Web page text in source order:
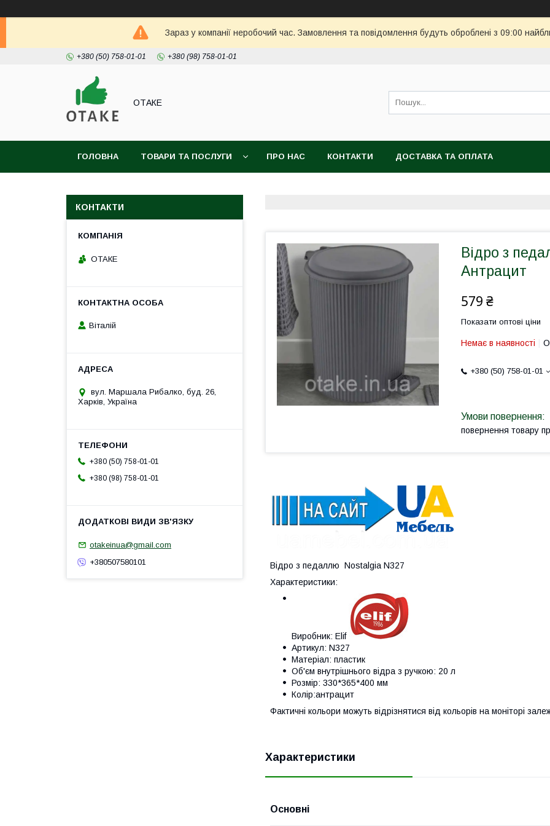
Зараз у компанії неробочий час. Замовлення та повідомлення будуть оброблені з 09:00
+380 (50) 758-01-01 +380 (98) 758-01-01
ОТАКЕ
ГОЛОВНА ТОВАРИ ТА ПОСЛУГИ ПРО НАС КОНТАКТИ ДОСТАВКА ТА ОПЛАТА
Відро з
Антрацит
579 ₴
Показати оптові ціни
Немає в наявності
+380 (50) 758-01-01
повернення товару
Відро з педаллю Nostalgia N327
Характеристики:
Виробник: Elif
Артикул: N327
Матеріал: пластик
Об'єм внутрішнього відра з ручкою: 20 л
Розмір: 330*365*400 мм
Колір:антрацит
Фактичні кольори можуть відрізнятися від кольорів на моніторі
Характеристики
Основні
КОНТАКТИ
ОТАКЕ
Віталій
вул. Маршала Рибалко, буд. 26,
Харків, Україна
+380 (50) 758-01-01
+380 (98) 758-01-01
otakeinua@gmail.com
+380507580101